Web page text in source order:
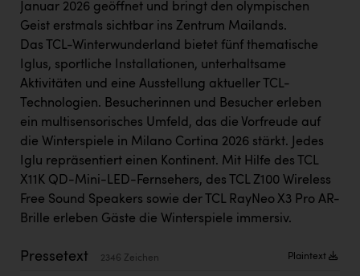
Jane Goodall Institute Austria
Kärcher
Karin Liedl
KEBA
KIWI Kinderwunsch Institut Dr. Loimer
KLIPP Frisör
Kleider Bauer
Kremsmüller Anlagenbau GmbH
Januar 2026 geöffnet und bringt den olympischen
Geist erstmals sichtbar ins Zentrum Mailands.
Das TCL-Winterwunderland bietet fünf thematische
Iglus, sportliche Installationen, unterhaltsame
Aktivitäten und eine Ausstellung aktueller TCL-
Technologien. Besucherinnen und Besucher erleben
ein multisensorisches Umfeld, das die Vorfreude auf
die Winterspiele in Milano Cortina 2026 stärkt. Jedes
Iglu repräsentiert einen Kontinent. Mit Hilfe des TCL
X11K QD-Mini-LED-Fernsehers, des TCL Z100 Wireless
Free Sound Speakers sowie der TCL RayNeo X3 Pro AR-
Brille erleben Gäste die Winterspiele immersiv.
Pressetext 2346 Zeichen Plaintext